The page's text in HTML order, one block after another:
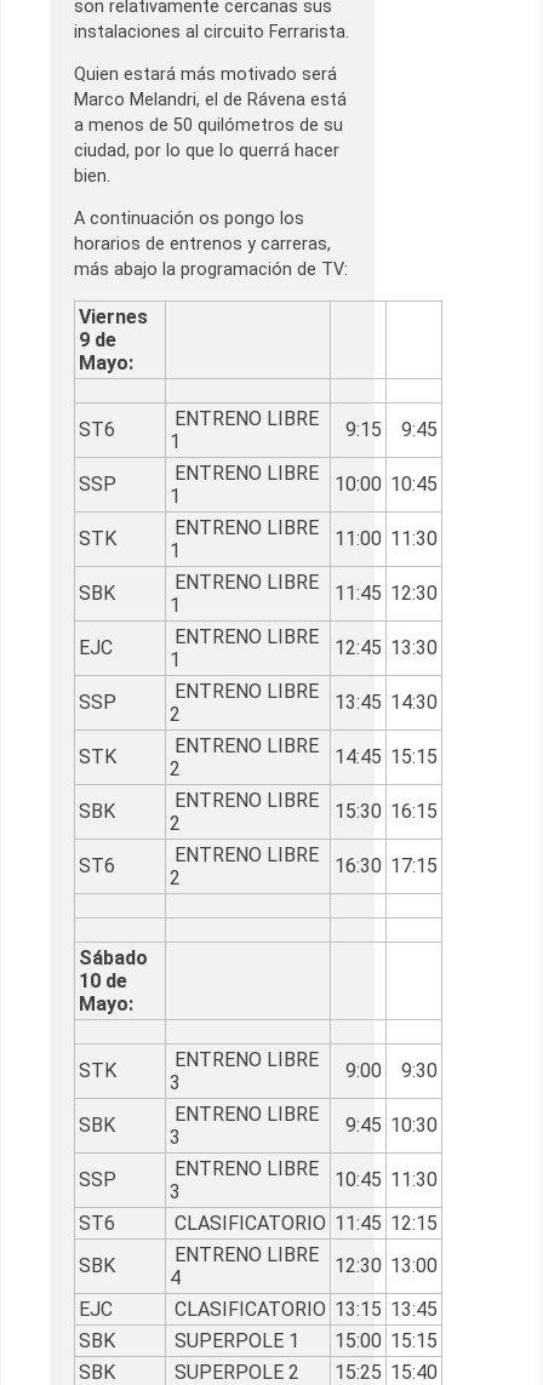
son relativamente cercanas sus
instalaciones al circuito Ferrarista.
Quien estará más motivado será
Marco Melandri, el de Rávena está
a menos de 50 quilómetros de su
ciudad, por lo que lo querrá hacer
bien.
A continuación os pongo los
horarios de entrenos y carreras,
más abajo la programación de TV:
Viernes
9 de
Mayo:
ST6
ENTRENO LIBRE
1
9:15 9:45
SSP
ENTRENO LIBRE
1
10:00 10:45
STK
ENTRENO LIBRE
1
11:00 11:30
SBK
ENTRENO LIBRE
1
11:45 12:30
EJC
ENTRENO LIBRE
1
12:45 13:30
SSP
ENTRENO LIBRE
2
13:45 14:30
STK
ENTRENO LIBRE
2
14:45 15:15
SBK
ENTRENO LIBRE
2
15:30 16:15
ST6
ENTRENO LIBRE
2
16:30 17:15
Sábado
10 de
Mayo:
STK
ENTRENO LIBRE
3
9:00 9:30
SBK
ENTRENO LIBRE
3
9:45 10:30
SSP
ENTRENO LIBRE
3
10:45 11:30
ST6
CLASIFICATORIO 11:45 12:15
SBK
ENTRENO LIBRE
4
12:30 13:00
EJC
CLASIFICATORIO 13:15 13:45
SBK
SUPERPOLE 1 15:00 15:15
SBK
SUPERPOLE 2 15:25 15:40